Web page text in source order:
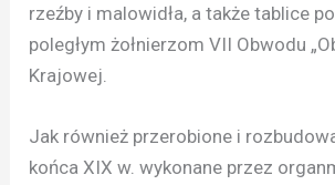
rzeźby i malowidła, a także tablice
poległym żołnierzom VII Obwodu
Krajowej.
Jak również przerobione i
końca XIX w. wykonane przez